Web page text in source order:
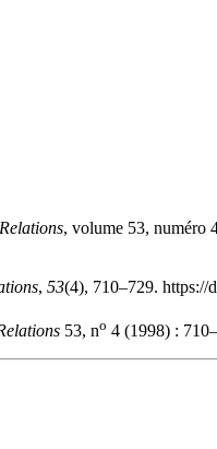
, volume 53, numéro
, 53(4), 710–729. https://
53, no 4 (1998) :